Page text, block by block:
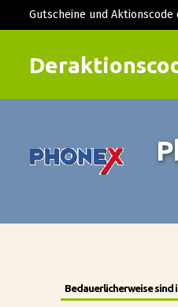
Gutscheine und Aktionscode
Bedauerlicherweise